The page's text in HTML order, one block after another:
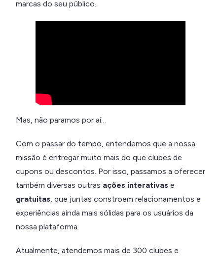
marcas do seu público.
Mas, não paramos por aí…
Com o passar do tempo, entendemos que a nossa
missão é entregar muito mais do que clubes de
cupons ou descontos. Por isso, passamos a oferecer
também diversas outras ações interativas e
gratuitas , que juntas constroem relacionamentos e
experiências ainda mais sólidas para os usuários da
nossa plataforma.
Atualmente, atendemos mais de 300 clubes e